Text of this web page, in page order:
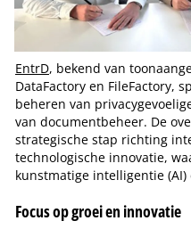
EntrD, bekend van
DataFactory en FileFactory,
beheren van
van documentbeheer. De
strategische stap richting
technologische innovatie,
kunstmatige intelligentie
Focus op groei en innovatie